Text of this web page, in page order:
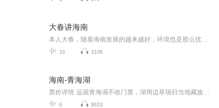
大春讲海南
16 3106
海南-青海湖
6 8633